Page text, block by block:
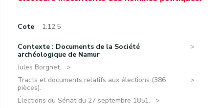
Cote 1.12.5
Contexte : Documents de la Société
archéologique de Namur
Jules Borgnet.
Tracts et documents relatifs aux élections (386
pièces).
Élections du Sénat du 27 septembre 1851.